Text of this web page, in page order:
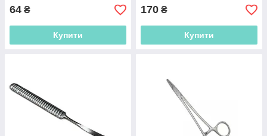
64 ₴
Купити
170 ₴
Купити